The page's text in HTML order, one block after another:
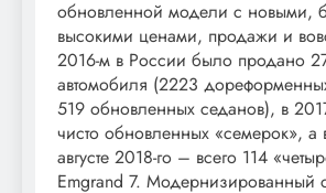
обновленной модели с новыми,
высокими ценами, продажи и
2016-м в России было продано
автомобиля (2223
519 обновленных седанов), в
чисто обновленных «семерок», а
августе 2018-го – всего 114
Emgrand 7. Модернизированный